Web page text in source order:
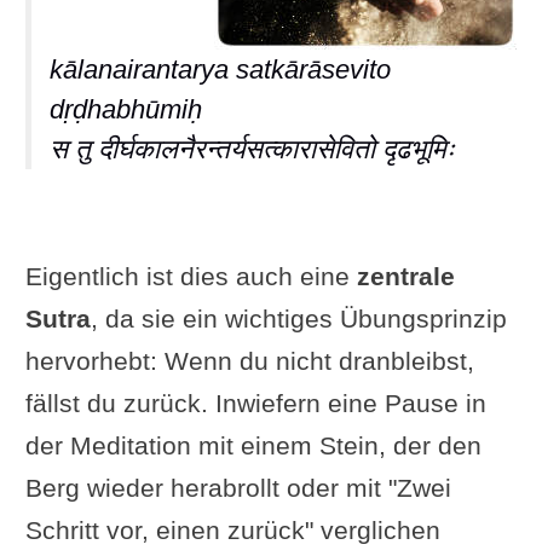
kālanairantarya satkārāsevito
dṛḍhabhūmiḥ
स तु दीर्घकालनैरन्तर्यसत्कारासेवितो दृढभूमिः
Eigentlich ist dies auch eine zentrale
Sutra, da sie ein wichtiges Übungsprinzip
hervorhebt: Wenn du nicht dranbleibst,
fällst du zurück. Inwiefern eine Pause in
der Meditation mit einem Stein, der den
Berg wieder herabrollt oder mit "Zwei
Schritt vor, einen zurück" verglichen